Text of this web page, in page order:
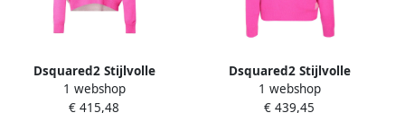
Dsquared2 Stijlvolle
Gebreide Pullover Sweater
Pink Dames
1 webshop
€ 415,48
Dsquared2 Stijlvolle
Gebreide Pullover Sweater
Pink Dames
1 webshop
€ 439,45